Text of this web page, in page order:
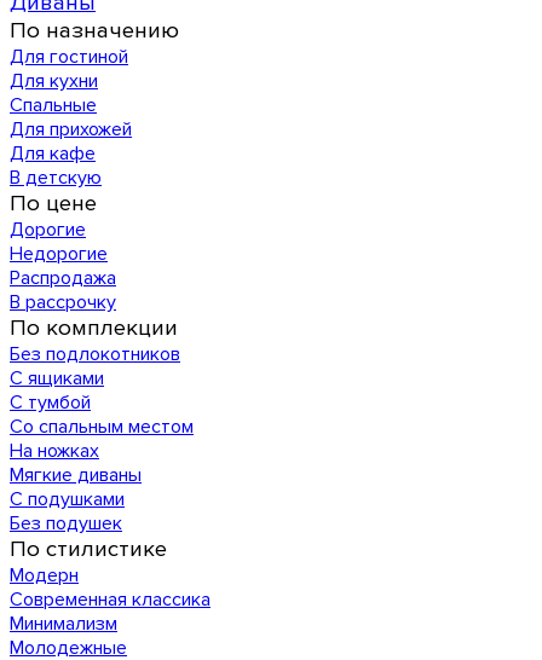
По назначению
Для гостиной
Для кухни
Спальные
Для прихожей
Для кафе
В детскую
По цене
Дорогие
Недорогие
Распродажа
В рассрочку
По комплекции
Без подлокотников
С ящиками
С тумбой
Со спальным местом
На ножках
Мягкие диваны
С подушками
Без подушек
По стилистике
Модерн
Современная классика
Минимализм
Молодежные